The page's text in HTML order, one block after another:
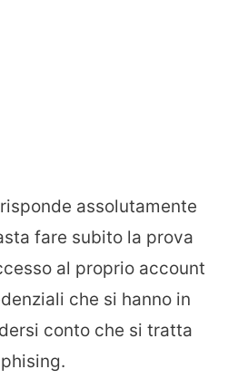
assolutamente
fare subito la prova
al proprio account
che si hanno in
conto che si tratta